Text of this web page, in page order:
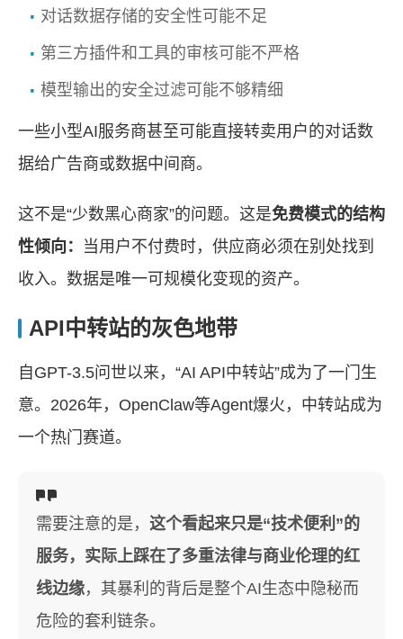
对话数据存储的安全性可能不足
第三方插件和工具的审核可能不严格
模型输出的安全过滤可能不够精细
一些小型AI服务商甚至可能直接转卖用户的对话数
据给广告商或数据中间商。
这不是“少数黑心商家”的问题。这是免费模式的结构
性倾向： 当用户不付费时，供应商必须在别处找到
收入。数据是唯一可规模化变现的资产。
API中转站的灰色地带
自GPT-3.5问世以来，“AI API中转站”成为了一门生
意。2026年，OpenClaw等Agent爆火，中转站成为
一个热门赛道。
需要注意的是， 这个看起来只是“技术便利”的
服务，实际上踩在了多重法律与商业伦理的红
线边缘，其暴利的背后是整个AI生态中隐秘而
危险的套利链条。